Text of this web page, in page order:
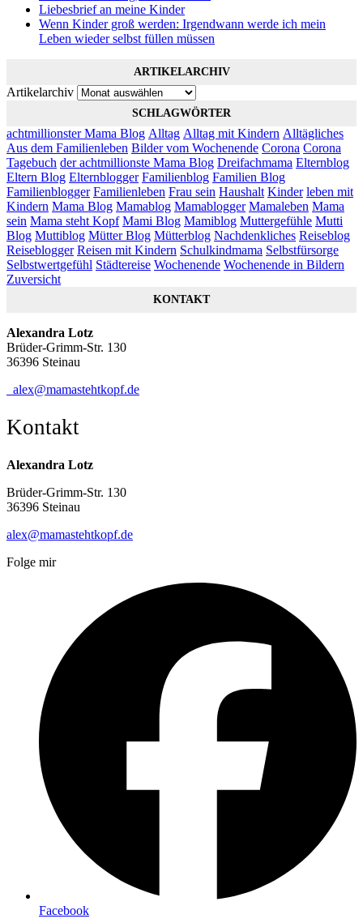
Liebesbrief an meine Kinder
Wenn Kinder groß werden: Irgendwann werde ich mein
Leben wieder selbst füllen müssen
ARTIKELARCHIV
Artikelarchiv
SCHLAGWÖRTER
achtmillionster Mama Blog Alltag Alltag mit Kindern Alltägliches
Aus dem Familienleben Bilder vom Wochenende Corona Corona
Tagebuch der achtmillionste Mama Blog Dreifachmama Elternblog
Eltern Blog Elternblogger Familienblog Familien Blog
Familienblogger Familienleben Frau sein Haushalt Kinder leben mit
Kindern Mama Blog Mamablog Mamablogger Mamaleben Mama
sein Mama steht Kopf Mami Blog Mamiblog Muttergefühle Mutti
Blog Muttiblog Mütter Blog Mütterblog Nachdenkliches Reiseblog
Reiseblogger Reisen mit Kindern Schulkindmama Selbstfürsorge
Selbstwertgefühl Städtereise Wochenende Wochenende in Bildern
Zuversicht
KONTAKT
Alexandra Lotz
Brüder-Grimm-Str. 130
36396 Steinau
alex@mamastehtkopf.de
Kontakt
Alexandra Lotz
Brüder-Grimm-Str. 130
36396 Steinau
alex@mamastehtkopf.de
Folge mir
Facebook